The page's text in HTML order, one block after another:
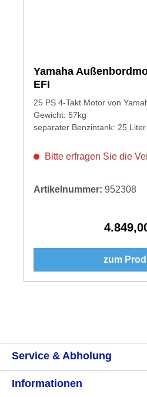
Yamaha
EFI
25 PS 4-Takt Motor von
Gewicht: 57kg
separater Benzintank: 25
Bitte erfragen Sie die
Artikelnummer: 952308
zum
Service & Abholung
Informationen